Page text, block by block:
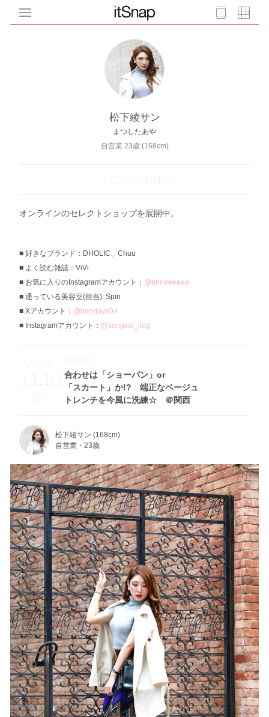
松下綾サン
まつしたあや
自営業 23歳 (168cm)
1 Coordinate
オンラインのセレクトショップを展開中。
好きなブランド：DHOLIC、Chuu
よく読む雑誌：ViVi
お気に入りのInstagramアカウント： @erineeeeee
通っている美容室(担当): Spin
Xアカウント： @riendaya04
Instagramアカウント： @songxia_ling
2016
11.10
Thu
合わせは「ショーパン」or
「スカート」か!? 端正なベージュ
トレンチを今風に洗練☆ ＠関西
Theme
松下綾サン (168cm)
自営業・23歳